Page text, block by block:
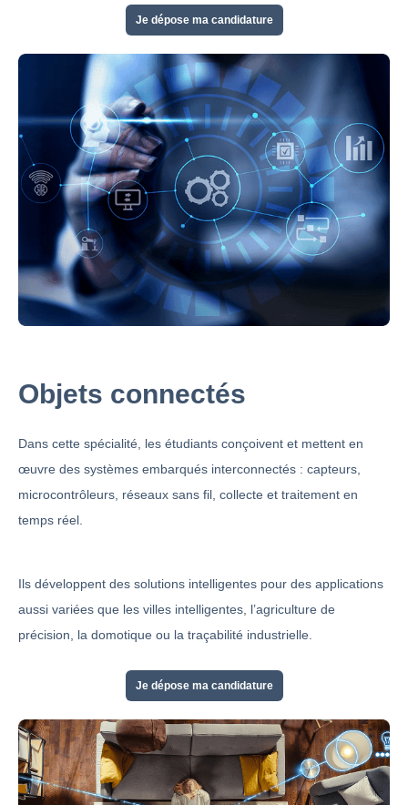
Je dépose ma candidature
Objets connectés
Dans cette spécialité, les étudiants conçoivent et mettent en
œuvre des systèmes embarqués interconnectés : capteurs,
microcontrôleurs, réseaux sans fil, collecte et traitement en
temps réel.
Ils développent des solutions intelligentes pour des applications
aussi variées que les villes intelligentes, l’agriculture de
précision, la domotique ou la traçabilité industrielle.
Je dépose ma candidature